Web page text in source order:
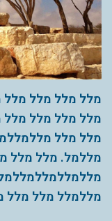
מלל מלל מלל
מלל מלל מלל
מלל מלל
מללמל. מלל מלל
מללמלל מלל מלל